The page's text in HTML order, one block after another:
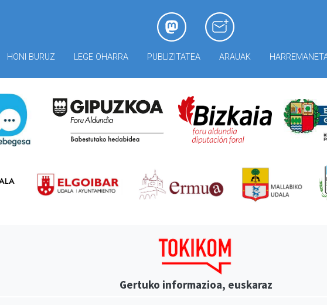
HONI BURUZ LEGE OHARRA PUBLIZITATEA ARAUAK
Gertuko informazioa, euskaraz